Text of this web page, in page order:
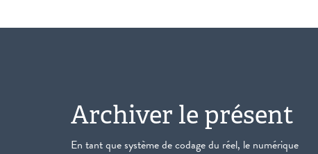
Archiver le présent
En tant que système de codage du réel, le numérique